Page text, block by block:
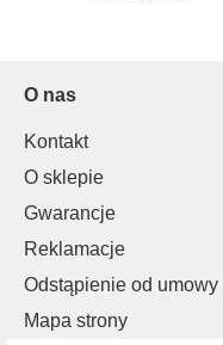
O nas
Kontakt
O sklepie
Gwarancje
Reklamacje
Odstąpienie od umowy
Mapa strony